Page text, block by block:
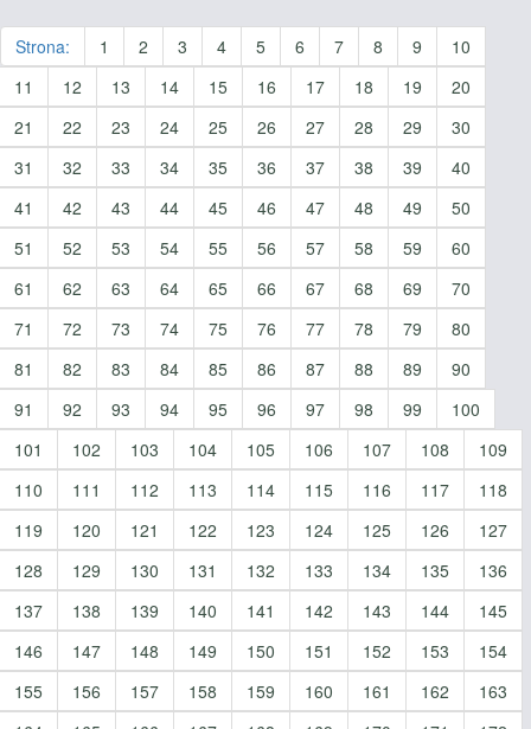
Strona: 1 2 3 4 5 6 7 8 9
10
11
12 13 14 15 16 17 18 19
20
21
22 23 24 25 26 27 28 29
30
31
32 33 34 35 36 37 38 39
40
41
42 43 44 45 46 47 48 49
50
51
52 53 54 55 56 57 58 59
60
61
62 63 64 65 66 67 68 69
70
71
72 73 74 75 76 77 78 79
80
81
82 83 84 85 86 87 88 89
90
91
92 93 94 95 96 97 98 99
100
101
102 103 104 105 106 107 108
109
110
111 112 113 114 115 116 117
118
119
120 121 122 123 124 125 126
127
128
129 130 131 132 133 134 135
136
137
138 139 140 141 142 143 144
145
146
147 148 149 150 151 152 153
154
155
156 157 158 159 160 161 162
163